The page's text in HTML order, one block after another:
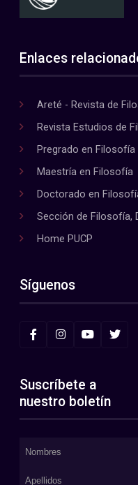
Enlaces
Areté - Revista de
Revista Estudios de
Pregrado en Filosofía
Maestría en Filosofía
Doctorado en
Sección de Filosofía,
Home PUCP
Síguenos
Suscríbete a
nuestro boletín